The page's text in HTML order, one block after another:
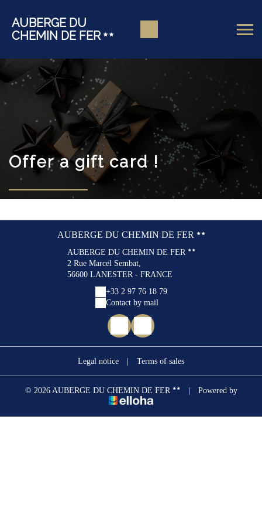
AUBERGE DU
CHEMIN DE FER
Offer a gift card !
AUBERGE DU CHEMIN DE FER
AUBERGE DU CHEMIN DE FER
2 Rue Marcel Sembat,
56600 LANESTER - FRANCE
+33 2 97 76 18 79
Contact by mail
Legal notice Terms of sales
© 2026 AUBERGE DU CHEMIN DE FER Powered by